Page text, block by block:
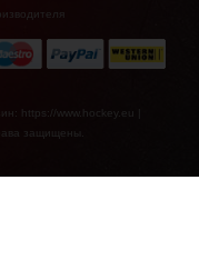
https://www.hockey.eu |
защищены.